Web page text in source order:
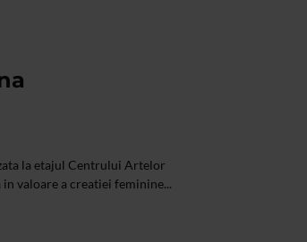
la etajul Centrului Artelor
valoare a creatiei feminine...